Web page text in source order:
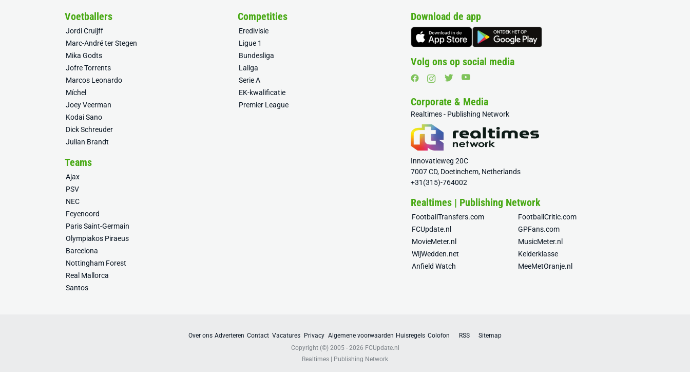
Voetballers
Jordi Cruijff
Marc-André ter Stegen
Mika Godts
Jofre Torrents
Marcos Leonardo
Míchel
Joey Veerman
Kodai Sano
Dick Schreuder
Julian Brandt
Competities
Eredivisie
Ligue 1
Bundesliga
Laliga
Serie A
EK-kwalificatie
Premier League
Teams
Ajax
PSV
NEC
Feyenoord
Paris Saint-Germain
Olympiakos Piraeus
Barcelona
Nottingham Forest
Real Mallorca
Santos
Download de app
Volg ons op social media
Corporate & Media
Realtimes - Publishing Network
Innovatieweg 20C
7007 CD, Doetinchem, Netherlands
+31(315)-764002
Realtimes | Publishing Network
FootballTransfers.com
FootballCritic.com
FCUpdate.nl
GPFans.com
MovieMeter.nl
MusicMeter.nl
WijWedden.net
Kelderklasse
Anfield Watch
MeeMetOranje.nl
Over ons Adverteren Contact Vacatures Privacy Algemene voorwaarden Huisregels Colofon RSS
Sitemap
Copyright (©) 2005 - 2026 FCUpdate.nl
Realtimes | Publishing Network